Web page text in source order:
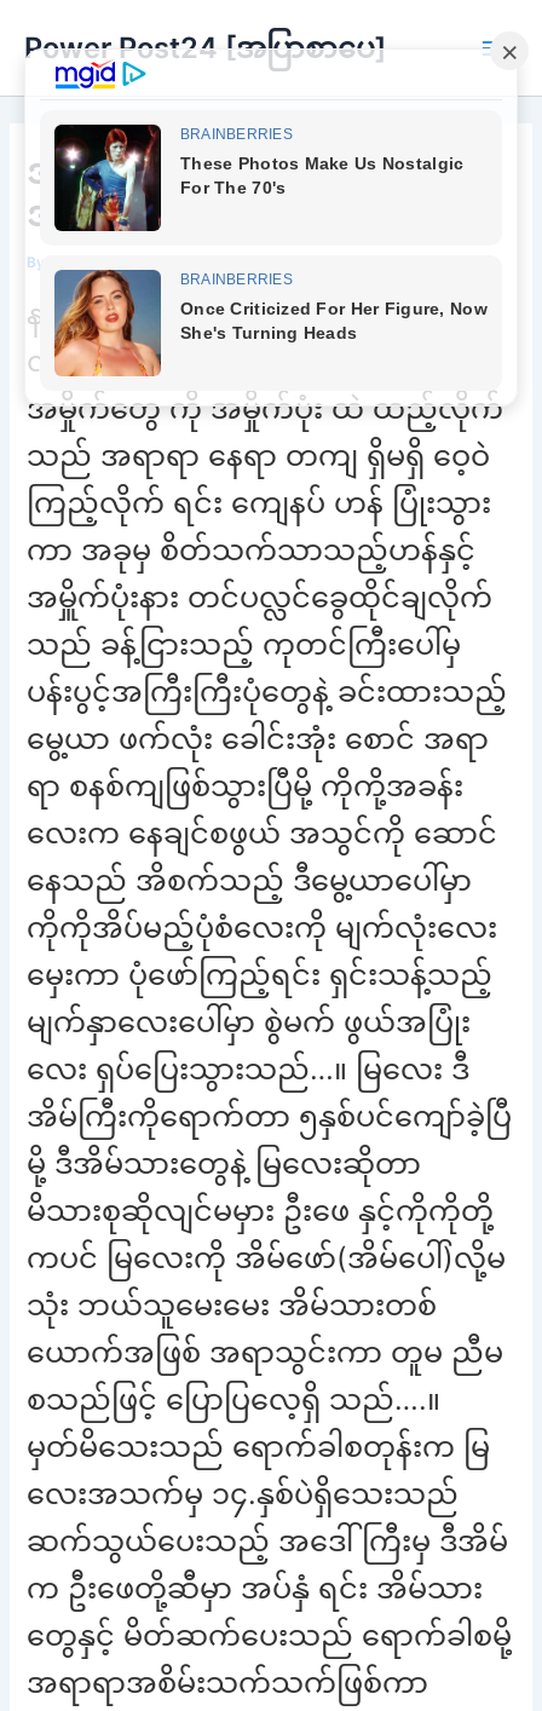
content
Power Post24 [အပြာစာပေ]
Main
အလဲအလှယ်နဲ့ ရင်ပွင့်မတတ်
အကြိမ်ကြိမ်ကြုံခဲ့ရပါတယ်ရှင်
By
နဖူး ထက် က ချွေးစ လေးတွေကို
လက်ခုံနဲ့တို့ သုတ်ရင်း ရှင်းလက်စ
အမှိုက်တွေ ကို အမှိုက်ပုံး ထဲ ထည့်လိုက်
သည် အရာရာ နေရာ တကျ ရှိမရှိ ဝေ့ဝဲ
ကြည့်လိုက် ရင်း ကျေနပ် ဟန် ပြုံးသွား
ကာ အခုမှ စိတ်သက်သာသည့်ဟန်နှင့်
အမှိူက်ပုံးနား တင်ပလ္လင်ခွေထိုင်ချလိုက်
သည် ခန့်ငြားသည့် ကုတင်ကြီးပေါ်မှ
ပန်းပွင့်အကြီးကြီးပုံတွေနဲ့ ခင်းထားသည့်
မွေ့ယာ ဖက်လုံး ခေါင်းအုံး စောင် အရာ
ရာ စနစ်ကျဖြစ်သွားပြီမို့ ကိုကို့အခန်း
လေးက နေချင်စဖွယ် အသွင်ကို ဆောင်
နေသည် အိစက်သည့် ဒီမွေ့ယာပေါ်မှာ
ကိုကိုအိပ်မည့်ပုံစံလေးကို မျက်လုံးလေး
မှေးကာ ပုံဖော်ကြည့်ရင်း ရှင်းသန့်သည့်
မျက်နှာလေးပေါ်မှာ စွဲမက် ဖွယ်အပြုံး
လေး ရှပ်ပြေးသွားသည်…။ မြလေး ဒီ
အိမ်ကြီးကိုရောက်တာ ၅နှစ်ပင်ကျော်ခဲ့ပြီ
မို့ ဒီအိမ်သားတွေနဲ့ မြလေးဆိုတာ
မိသားစုဆိုလျင်မမှား ဦးဖေ နှင့်ကိုကိုတို့
ကပင် မြလေးကို အိမ်ဖော်(အိမ်ပေါ်)လို့မ
သုံး ဘယ်သူမေးမေး အိမ်သားတစ်
ယောက်အဖြစ် အရာသွင်းကာ တူမ ညီမ
စသည်ဖြင့် ပြောပြလေ့ရှိ သည်….။
မှတ်မိသေးသည် ရောက်ခါစတုန်းက မြ
လေးအသက်မှ ၁၄.နှစ်ပဲရှိသေးသည်
ဆက်သွယ်ပေးသည့် အဒေါ်ကြီးမှ ဒီအိမ်
က ဦးဖေတို့ဆီမှာ အပ်နှံ ရင်း အိမ်သား
တွေနှင့် မိတ်ဆက်ပေးသည် ရောက်ခါစမို့
အရာရာအစိမ်းသက်သက်ဖြစ်ကာ